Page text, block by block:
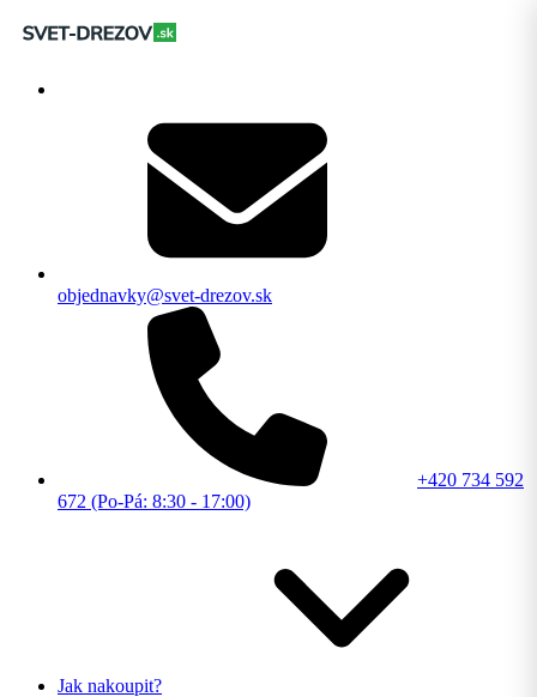
objednavky@svet-drezov.sk
+420 734 592
672 (Po-Pá: 8:30 - 17:00)
Jak nakoupit?